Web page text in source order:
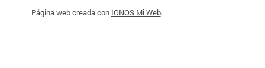
Página web creada con IONOS Mi Web.